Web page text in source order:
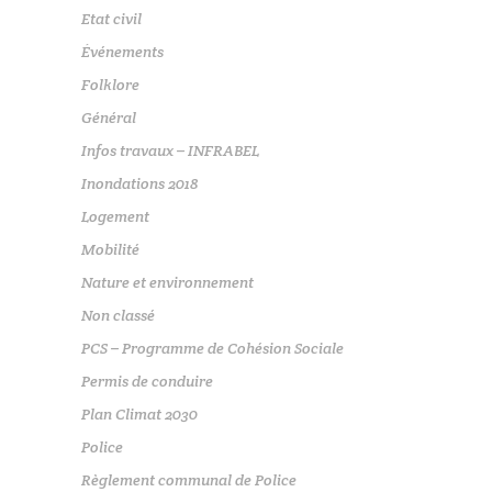
Etat civil
Événements
Folklore
Général
Infos travaux – INFRABEL
Inondations 2018
Logement
Mobilité
Nature et environnement
Non classé
PCS – Programme de Cohésion Sociale
Permis de conduire
Plan Climat 2030
Police
Règlement communal de Police